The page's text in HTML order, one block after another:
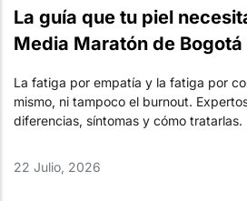
La guía que tu piel
Media Maratón de Bogotá
La fatiga por empatía y la fatiga por
mismo, ni tampoco el burnout.
diferencias, síntomas y cómo tratarlas.
22 Julio, 2026